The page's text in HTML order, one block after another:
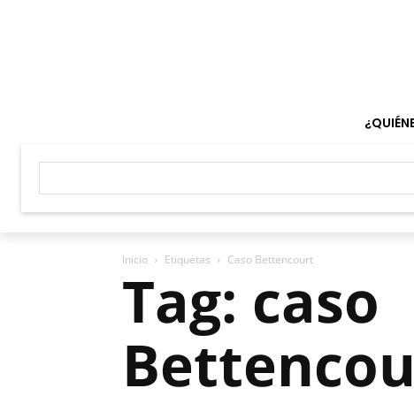
Inicio Etiquetas Caso Bettencourt
Tag: caso